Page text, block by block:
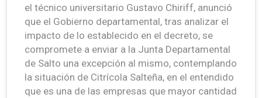
el técnico universitario Gustavo Chiriff, anunció
que el Gobierno departamental, tras analizar el
impacto de lo establecido en el decreto, se
compromete a enviar a la Junta Departamental
de Salto una excepción al mismo, contemplando
la situación de Citrícola Salteña, en el entendido
que es una de las empresas que mayor cantidad